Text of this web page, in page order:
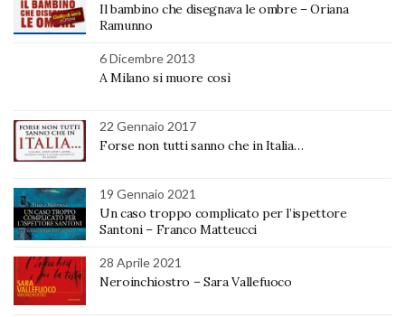
Il bambino che disegnava le ombre – Oriana
Ramunno
6 Dicembre 2013
A Milano si muore così
22 Gennaio 2017
Forse non tutti sanno che in Italia…
19 Gennaio 2021
Un caso troppo complicato per l’ispettore
Santoni – Franco Matteucci
28 Aprile 2021
Neroinchiostro – Sara Vallefuoco